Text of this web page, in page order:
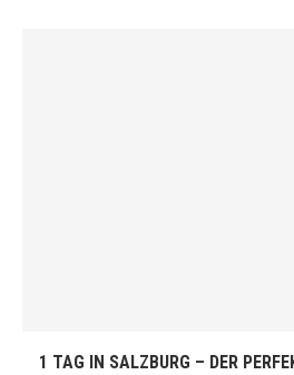
1 TAG IN SALZBURG – DER